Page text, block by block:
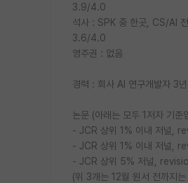
3.9/4.0
석사 : SPK 중 한곳, CS/AI
3.6/4.0
영주권 : 없음
경력 : 회사 AI 연구개발자 3
논문 (아래는 모두 1저자 기
- JCR 상위 1% 이내 저널,
- JCR 상위 1% 이내 저널,
- JCR 상위 5% 저널,
(위 3개는 12월 원서 전까지